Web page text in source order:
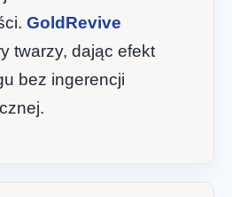
GoldRevive
twarzy, dając efekt
bez ingerencji